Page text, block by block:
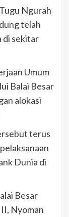
Ngurah
telah
di sekitar
Umum
Balai Besar
alokasi
terus
Dunia di
Besar
Nyoman